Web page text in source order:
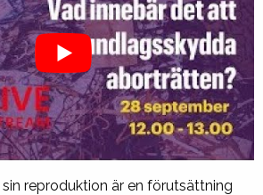
reproduktion är en förutsättning